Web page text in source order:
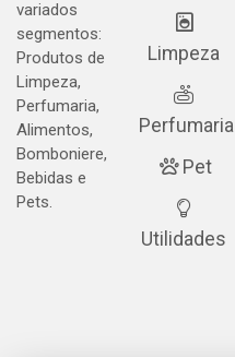
variados
segmentos:
Produtos de
Limpeza,
Perfumaria,
Alimentos,
Bomboniere,
Bebidas e
Pets.
Limpeza
Perfumaria
Pet
Utilidades